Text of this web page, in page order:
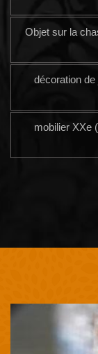
Objet sur la
décoration
mobilier XXe